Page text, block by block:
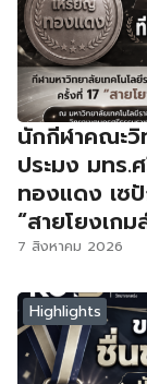
นักกีฬาคณะวิ
ประมง มทร.
ทองแดง เซ
“สายโยงเกม
7 สิงหาคม 2026
Highlights